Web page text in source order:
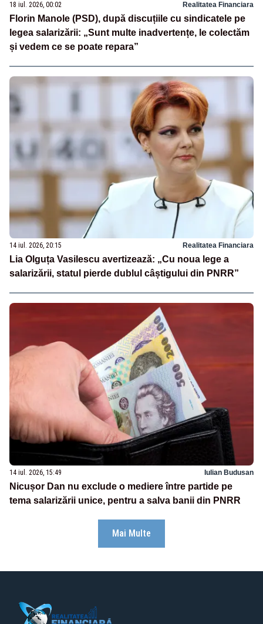
18 iul. 2026, 00:02 Realitatea Financiara
Florin Manole (PSD), după discuțiile cu sindicatele pe
legea salarizării: „Sunt multe inadvertențe, le colectăm
și vedem ce se poate repara”
14 iul. 2026, 20:15 Realitatea Financiara
Lia Olguța Vasilescu avertizează: „Cu noua lege a
salarizării, statul pierde dublul câștigului din PNRR”
14 iul. 2026, 15:49 Iulian Budusan
Nicușor Dan nu exclude o mediere între partide pe
tema salarizării unice, pentru a salva banii din PNRR
Mai Multe